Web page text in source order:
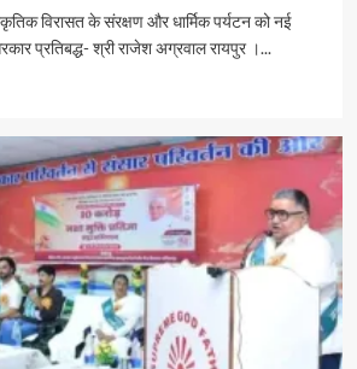
विरासत के संरक्षण और धार्मिक पर्यटन को नई
प्रतिबद्ध- श्री राजेश अग्रवाल रायपुर ।...